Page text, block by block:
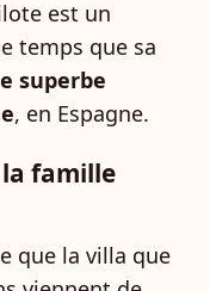
est un
temps que sa
superbe
, en Espagne.
famille
que la villa que